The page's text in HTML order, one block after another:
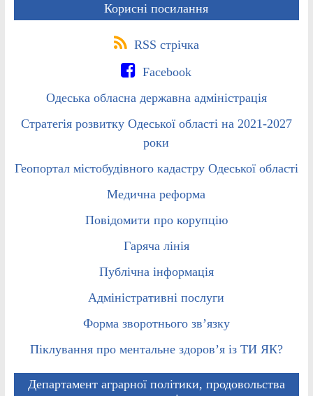
Корисні посилання
RSS стрічка
Facebook
Одеська обласна державна адміністрація
Стратегія розвитку Одеської області на 2021-2027
роки
Геопортал містобудівного кадастру Одеської області
Медична реформа
Повідомити про корупцію
Гаряча лінія
Публічна інформація
Адміністративні послуги
Форма зворотнього зв’язку
Піклування про ментальне здоров’я із ТИ ЯК?
Департамент аграрної політики, продовольства